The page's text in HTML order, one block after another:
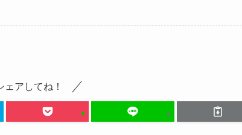
ェアしてね！